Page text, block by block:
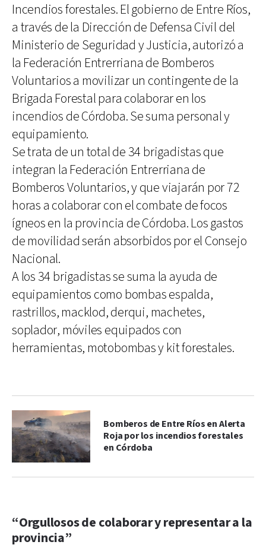
Incendios forestales. El gobierno de Entre Ríos,
a través de la Dirección de Defensa Civil del
Ministerio de Seguridad y Justicia, autorizó a
la Federación Entrerriana de Bomberos
Voluntarios a movilizar un contingente de la
Brigada Forestal para colaborar en los
incendios de Córdoba. Se suma personal y
equipamiento.
Se trata de un total de 34 brigadistas que
integran la Federación Entrerriana de
Bomberos Voluntarios, y que viajarán por 72
horas a colaborar con el combate de focos
ígneos en la provincia de Córdoba. Los gastos
de movilidad serán absorbidos por el Consejo
Nacional.
A los 34 brigadistas se suma la ayuda de
equipamientos como bombas espalda,
rastrillos, macklod, derqui, machetes,
soplador, móviles equipados con
herramientas, motobombas y kit forestales.
Bomberos de Entre Ríos en Alerta
Roja por los incendios forestales
en Córdoba
“Orgullosos de colaborar y representar a la
provincia”